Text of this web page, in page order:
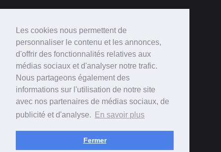
Les cookies nous permettent de
personnaliser le contenu et les annonces,
d'offrir des fonctionnalités relatives aux
médias sociaux et d'analyser notre trafic.
Nous partageons également des
informations sur l'utilisation de notre site
avec nos partenaires de médias sociaux, de
publicité et d'analyse.
En savoir plus
Fermer
Perdu ?
Voici le plan du site!